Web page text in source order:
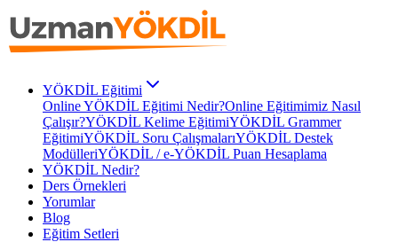
YÖKDİL Eğitimi
Online YÖKDİL Eğitimi Nedir?Online Eğitimimiz Nasıl
Çalışır?YÖKDİL Kelime EğitimiYÖKDİL Grammer
EğitimiYÖKDİL Soru ÇalışmalarıYÖKDİL Destek
ModülleriYÖKDİL / e-YÖKDİL Puan Hesaplama
YÖKDİL Nedir?
Ders Örnekleri
Yorumlar
Blog
Eğitim Setleri